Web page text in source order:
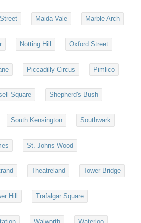
Maida Vale Marble Arch
Notting Hill Oxford Street
Piccadilly Circus Pimlico
Square Shepherd's Bush
South Kensington Southwark
St. Johns Wood
Theatreland Tower Bridge
Hill Trafalgar Square
Walworth Waterloo